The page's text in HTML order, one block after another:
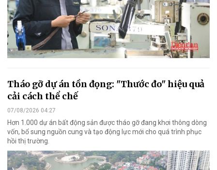
Tháo gỡ dự án tồn đọng: "Thước đo" hiệu quả
cải cách thể chế
07/08/2026 04:27
Hơn 1.000 dự án bất động sản được tháo gỡ đang khơi thông dòng
vốn, bổ sung nguồn cung và tạo động lực mới cho quá trình phục
hồi thị trường.